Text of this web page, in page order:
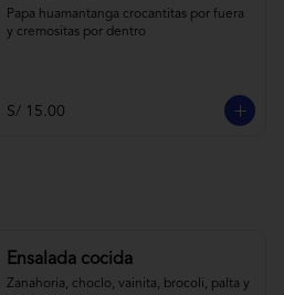
Papa huamantanga crocantitas por fuera
y cremositas por dentro
S/ 15.00
Ensalada cocida
Zanahoria, choclo, vainita, brocoli, palta y